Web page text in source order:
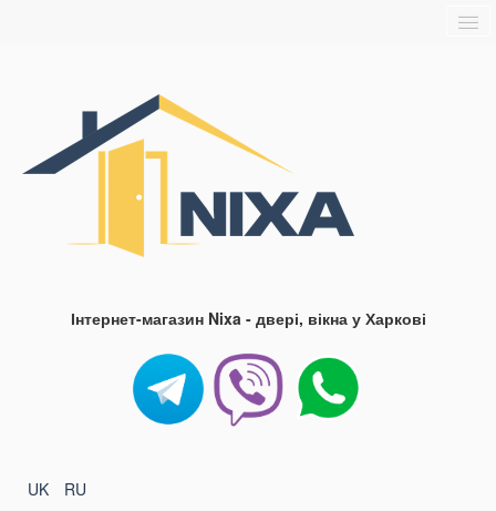
Блог
Інтернет-магазин Nixa - двері, вікна у Харкові
UK RU